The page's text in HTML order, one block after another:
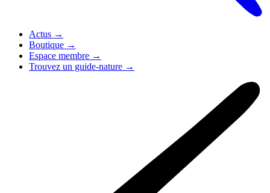
Actus →
Boutique →
Espace membre →
Trouvez un guide-nature →